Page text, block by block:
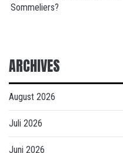
Sommeliers?
ARCHIVES
August 2026
Juli 2026
Juni 2026